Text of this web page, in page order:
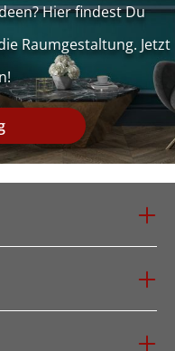
Hier findest Du
Raumgestaltung. Jetzt